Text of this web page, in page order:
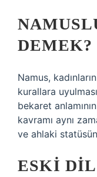
DEMEK?
Namus,
kurallara
bekaret
kavramı aynı
ve ahlaki
ESKI